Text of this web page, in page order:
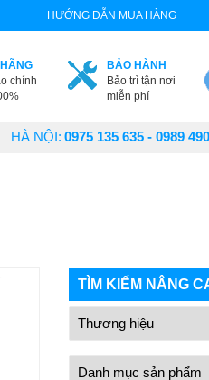
HƯỚNG DẪN MUA HÀNG
chính
BẢO HÀNH
Bảo trì tận nơi
miễn phí
HÀ NỘI: 0975 135 635 - 0989
TÌM KIẾM NÂNG